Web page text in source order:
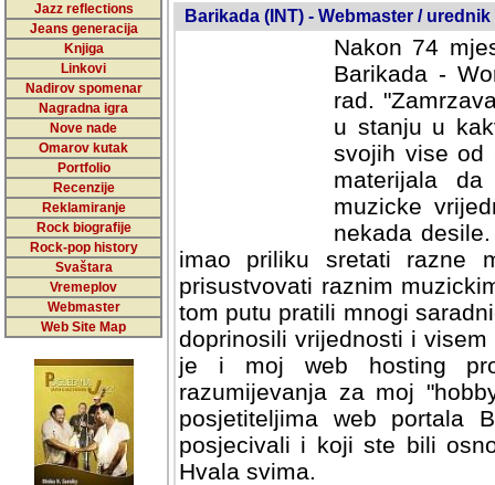
Jazz reflections
Jeans generacija
Knjiga
Linkovi
Nadirov spomenar
Nagradna igra
Nove nade
Omarov kutak
Portfolio
Recenzije
Reklamiranje
Rock biografije
Rock-pop history
Svaštara
Vremeplov
Webmaster
Web Site Map
Barikada (INT) - Webmaster / urednik
Nakon 74
Barikada -
rad.
u stanju u
svojih vise od
materijala
muzicke
nekada
imao priliku sretati razne
prisustvovati raznim
tom putu pratili mnogi
doprinosili vrijednosti i
je i moj web hosting
razumijevanja za moj
posjetiteljima web portala
posjecivali i koji ste bili
Hvala svima.